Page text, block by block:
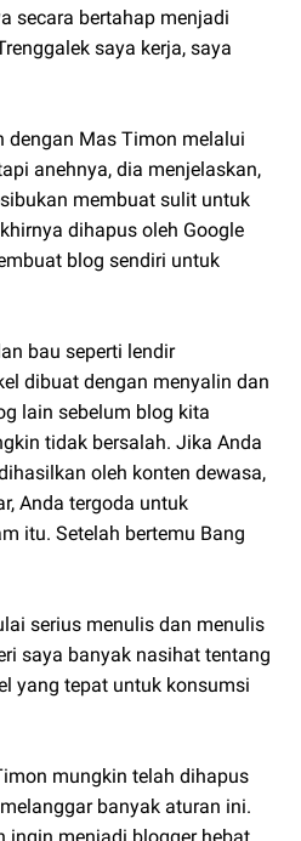
secara bertahap menjadi
saya kerja, saya
dengan Mas Timon melalui
anehnya, dia menjelaskan,
membuat sulit untuk
dihapus oleh Google
blog sendiri untuk
bau seperti lendir
dibuat dengan menyalin dan
lain sebelum blog kita
tidak bersalah. Jika Anda
oleh konten dewasa,
Anda tergoda untuk
itu. Setelah bertemu Bang
serius menulis dan menulis
saya banyak nasihat tentang
yang tepat untuk konsumsi
mungkin telah dihapus
banyak aturan ini.
ingin menjadi blogger hebat